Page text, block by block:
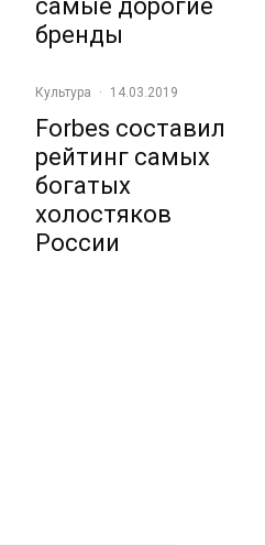
самые дорогие
бренды
Культура · 14.03.2019
Forbes составил
рейтинг самых
богатых
холостяков
России